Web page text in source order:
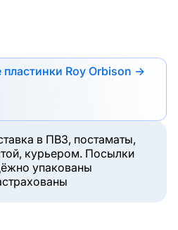
пластинки Roy Orbison →
в ПВЗ, постаматы,
курьером. Посылки
упакованы